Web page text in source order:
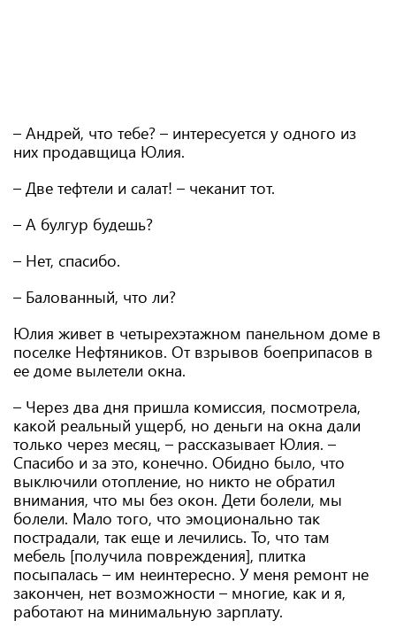
– Андрей, что тебе? – интересуется у одного из
них продавщица Юлия.
– Две тефтели и салат! – чеканит тот.
– А булгур будешь?
– Нет, спасибо.
– Балованный, что ли?
Юлия живет в четырехэтажном панельном доме в
поселке Нефтяников. От взрывов боеприпасов в
ее доме вылетели окна.
– Через два дня пришла комиссия, посмотрела,
какой реальный ущерб, но деньги на окна дали
только через месяц, – рассказывает Юлия. –
Спасибо и за это, конечно. Обидно было, что
выключили отопление, но никто не обратил
внимания, что мы без окон. Дети болели, мы
болели. Мало того, что эмоционально так
пострадали, так еще и лечились. То, что там
мебель [получила повреждения], плитка
посыпалась – им неинтересно. У меня ремонт не
закончен, нет возможности – многие, как и я,
работают на минимальную зарплату.